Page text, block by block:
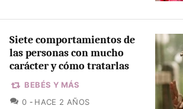
Siete comportamientos de
las personas con mucho
carácter y cómo tratarlas
BEBÉS Y MÁS
0 COMENTARIOS
HACE 2 AÑOS